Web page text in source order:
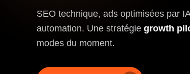
SEO technique, ads optimisées par
automation. Une stratégie growth
modes du moment.